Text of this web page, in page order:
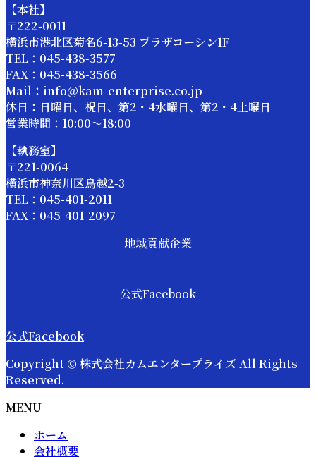
【本社】
〒222-0011
横浜市港北区菊名6-13-53 プラザコーシン1F
TEL：045-438-3577
FAX：045-438-3566
Mail：info@kam-enterprise.co.jp
休日：日曜日、祝日、第2・4水曜日、第2・4土曜日
営業時間：10:00～18:00
【執務室】
〒221-0064
横浜市神奈川区鳥越2-3
TEL：045-401-2011
FAX：045-401-2097
地域貢献企業
公式Facebook
公式Facebook
Copyright © 株式会社カムエンタープライズ All Rights
Reserved.
MENU
ホーム
会社概要